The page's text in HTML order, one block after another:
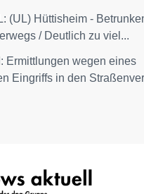
(UL) Hüttisheim -
/ Deutlich zu viel...
Ermittlungen wegen eines
Eingriffs in den